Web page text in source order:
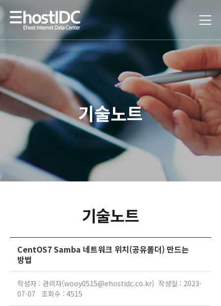
기술노트
기술노트
CentOS7 Samba 네트워크 위치(공유폴더) 만드는
방법
작성자 : 관리자(wooy0515@ehostidc.co.kr) 작성일 : 2023-
07-07 조회수 : 4515